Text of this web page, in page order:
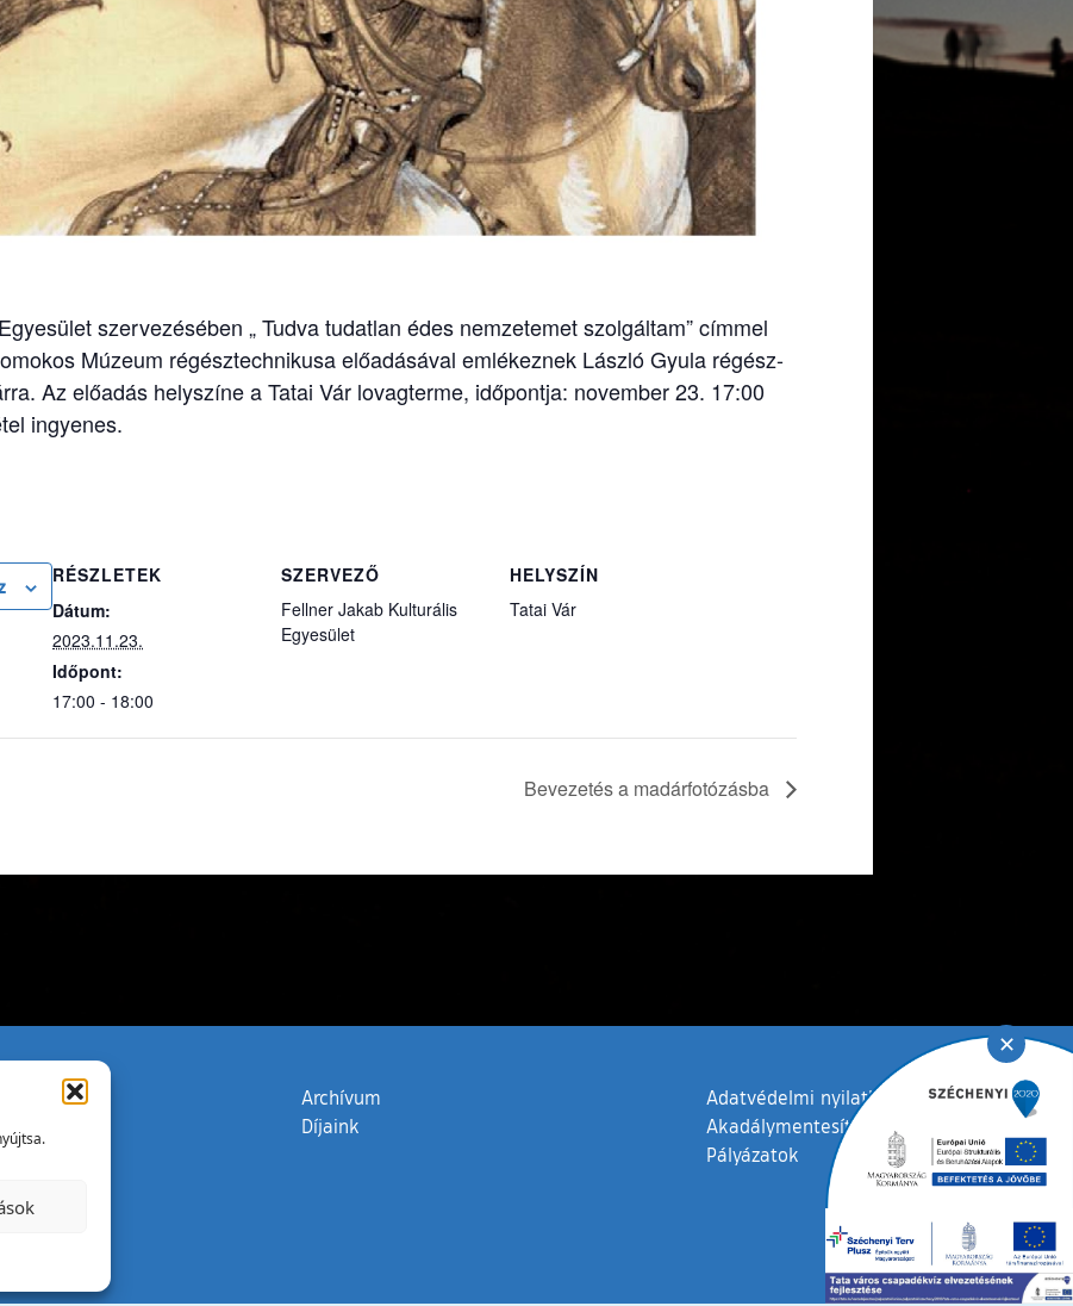
szervezésében „ Tudva tudatlan édes nemzetemet szolgáltam” címmel
Múzeum régésztechnikusa előadásával emlékeznek László Gyula régész-
Az előadás helyszíne a Tatai Vár lovagterme, időpontja: november 23. 17:00
ingyenes.
RÉSZLETEK
Dátum:
2023.11.23.
Időpont:
17:00 - 18:00
SZERVEZŐ
Fellner Jakab Kulturális
Egyesület
HELYSZÍN
Tatai Vár
Bevezetés a madárfotózásba
Archívum
Díjaink
Adatvédelmi nyilatkozat
Akadálymentesítési nyilatkozat
Pályázatok
✕